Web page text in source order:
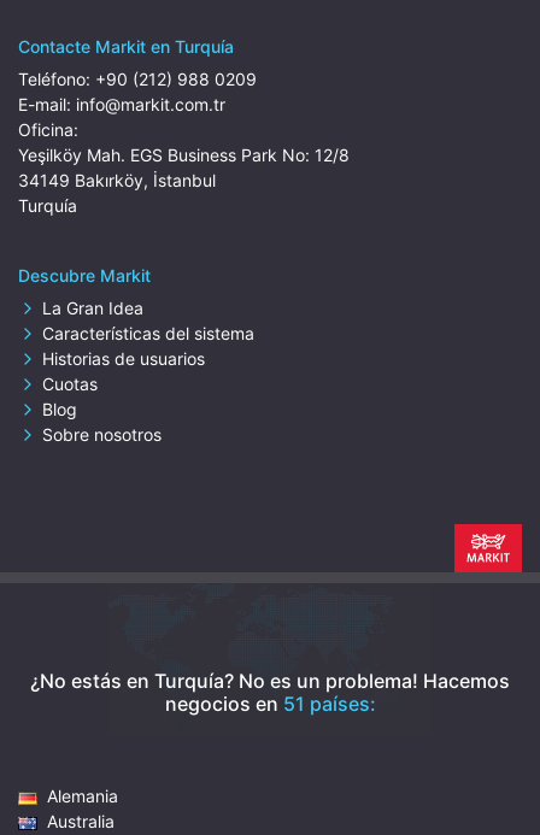
Contacte Markit en Turquía
Teléfono: +90 (212) 988 0209
E-mail: info@markit.com.tr
Oficina:
Yeşilköy Mah. EGS Business Park No: 12/8
34149 Bakırköy, İstanbul
Turquía
Descubre Markit
La Gran Idea
Características del sistema
Historias de usuarios
Cuotas
Blog
Sobre nosotros
¿No estás en Turquía? No es un problema! Hacemos
negocios en 51 países:
Alemania
Australia